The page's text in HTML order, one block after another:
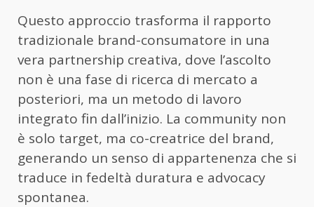
Questo approccio trasforma il rapporto
tradizionale brand-consumatore in una
vera partnership creativa, dove l’ascolto
non è una fase di ricerca di mercato a
posteriori, ma un metodo di lavoro
integrato fin dall’inizio. La community non
è solo target, ma co-creatrice del brand,
generando un senso di appartenenza che si
traduce in fedeltà duratura e advocacy
spontanea.